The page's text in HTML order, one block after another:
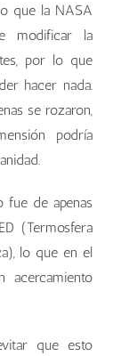
que la NASA
modificar la
por lo que
hacer nada.
se rozaron,
podría
fue de apenas
(Termosfera
lo que en el
que esto